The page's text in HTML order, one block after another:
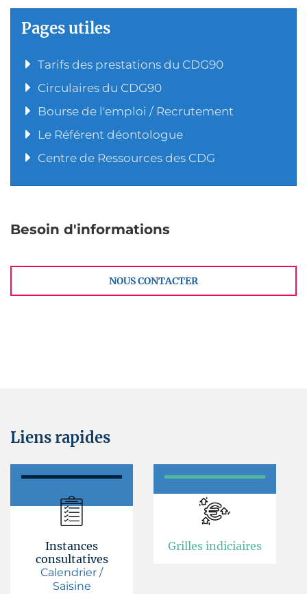
Pages utiles
Tarifs des prestations du CDG90
Circulaires du CDG90
Bourse de l'emploi / Recrutement
Le Référent déontologue
Centre de Ressources des CDG
Besoin d'informations
NOUS CONTACTER
Liens rapides
Instances
consultatives
Calendrier /
Saisine
Grilles indiciaires